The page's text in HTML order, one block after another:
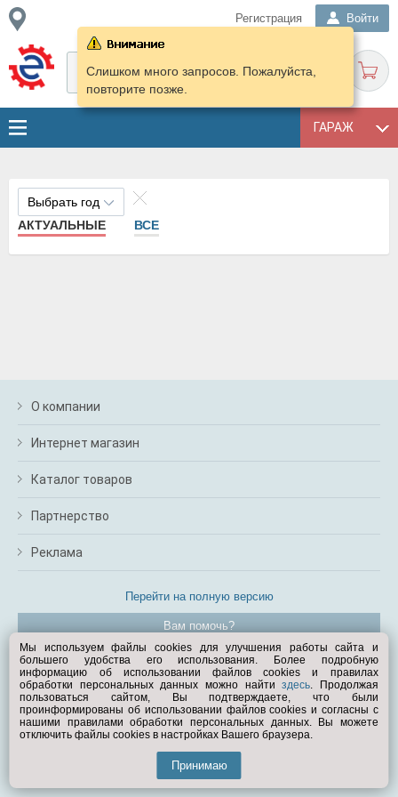
Регистрация Войти
ГАРАЖ
Слишком много запросов. Пожалуйста,
повторите позже.
Выбрать год
АКТУАЛЬНЫЕ
ВСЕ
О компании
Интернет магазин
Каталог товаров
Партнерство
Реклама
Перейти на полную версию
Вам помочь?
© Exist.ru 1998—2026
Мы используем файлы cookies для улучшения работы сайта и
большего удобства его использования. Более подробную
информацию об использовании файлов cookies и правилах
обработки персональных данных можно найтиздесь. Продолжая
пользоваться сайтом, Вы подтверждаете, что были
проинформированы об использовании файлов cookies и согласны с
нашими правилами обработки персональных данных. Вы можете
отключить файлы cookies в настройках Вашего браузера.
Принимаю